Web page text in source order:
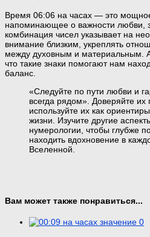
Время 06:06 на часах — это
напоминающее о важности любви,
комбинация чисел указывает на
внимание близким, укреплять
между духовным и материальным.
что такие знаки помогают нам
баланс.
«Следуйте по пути любви и
всегда рядом». Доверяйте их
используйте их как
жизни. Изучите другие
нумерологии, чтобы глубже
находить вдохновение в
Вселенной.
Вам может также понравиться...
0